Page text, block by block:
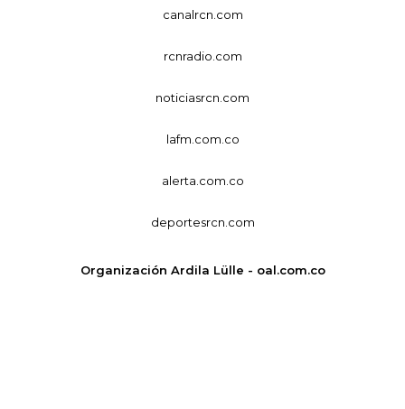
canalrcn.com
rcnradio.com
noticiasrcn.com
lafm.com.co
alerta.com.co
deportesrcn.com
Organización Ardila Lülle - oal.com.co